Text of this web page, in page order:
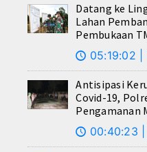
Datang ke
Lahan
Pembukaan
🕔 05:19:02 |
Antisipasi
Covid-19,
Pengamanan
🕔 00:40:23 |